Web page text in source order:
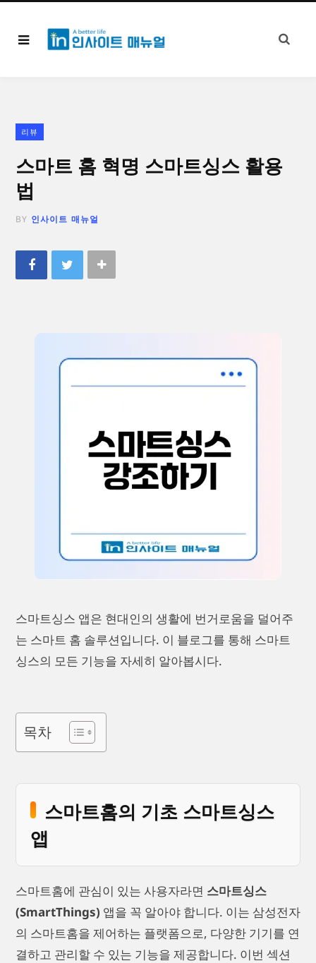
리뷰
스마트 홈 혁명 스마트싱스 활용
법
BY 인사이트 매뉴얼
스마트싱스 앱은 현대인의 생활에 번거로움을 덜어주
는 스마트 홈 솔루션입니다. 이 블로그를 통해 스마트
싱스의 모든 기능을 자세히 알아봅시다.
목차
스마트홈의 기초 스마트싱스
앱
스마트홈에 관심이 있는 사용자라면 스마트싱스
(SmartThings) 앱을 꼭 알아야 합니다. 이는 삼성전자
의 스마트홈을 제어하는 플랫폼으로, 다양한 기기를 연
결하고 관리할 수 있는 기능을 제공합니다. 이번 섹션